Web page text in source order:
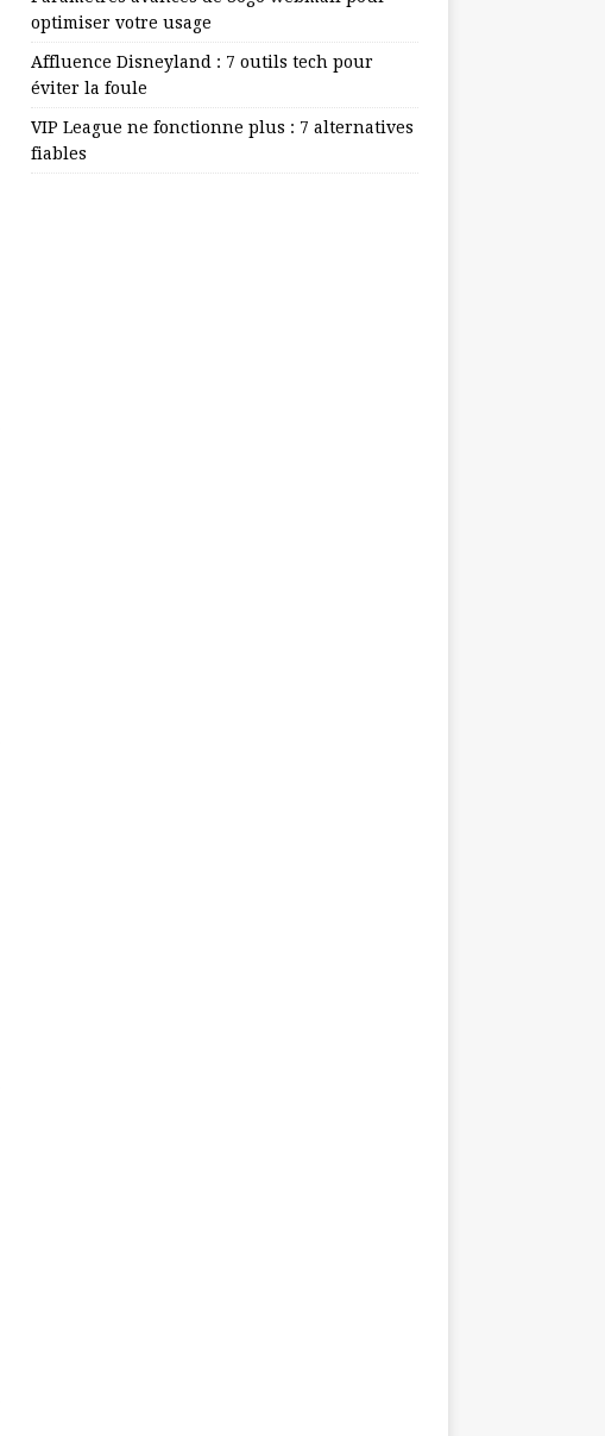
optimiser votre usage
Affluence Disneyland : 7 outils tech pour
éviter la foule
VIP League ne fonctionne plus : 7 alternatives
fiables